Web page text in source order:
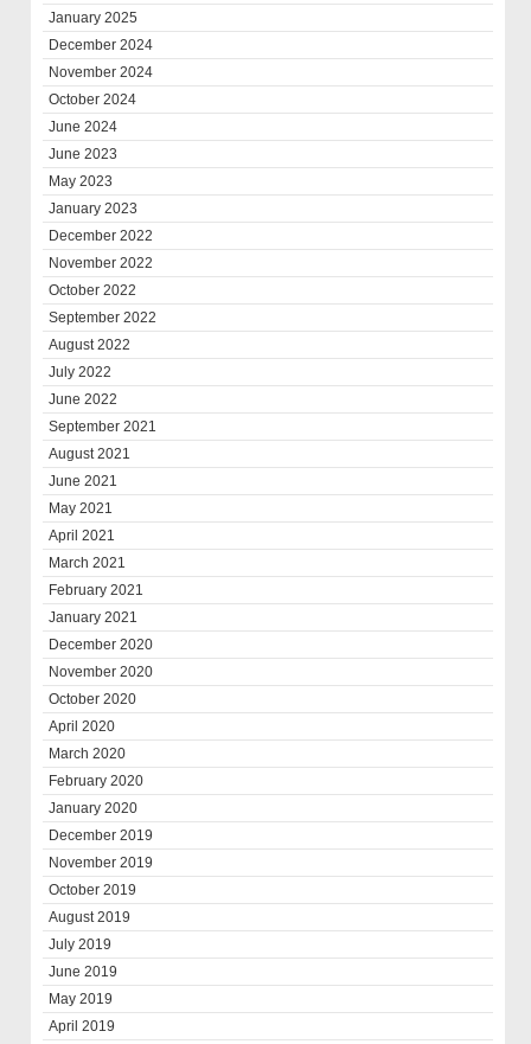
January 2025
December 2024
November 2024
October 2024
June 2024
June 2023
May 2023
January 2023
December 2022
November 2022
October 2022
September 2022
August 2022
July 2022
June 2022
September 2021
August 2021
June 2021
May 2021
April 2021
March 2021
February 2021
January 2021
December 2020
November 2020
October 2020
April 2020
March 2020
February 2020
January 2020
December 2019
November 2019
October 2019
August 2019
July 2019
June 2019
May 2019
April 2019